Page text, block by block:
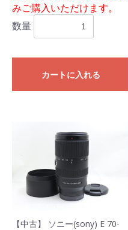
みご購入いただけます。
数量
カートに入れる
【中古】 ソニー(sony) E 70-